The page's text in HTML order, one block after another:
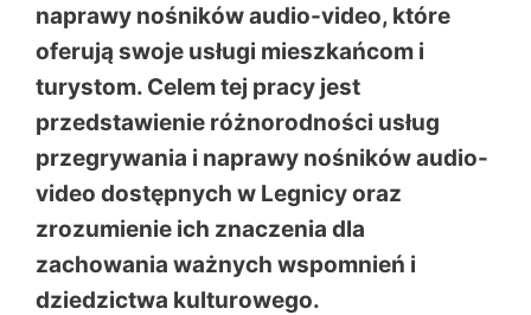
naprawy nośników audio-video, które
oferują swoje usługi mieszkańcom i
turystom. Celem tej pracy jest
przedstawienie różnorodności usług
przegrywania i naprawy nośników audio-
video dostępnych w Legnicy oraz
zrozumienie ich znaczenia dla
zachowania ważnych wspomnień i
dziedzictwa kulturowego.